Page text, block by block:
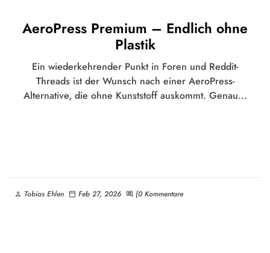
AeroPress Premium – Endlich ohne
Plastik
Ein wiederkehrender Punkt in Foren und Reddit-
Threads ist der Wunsch nach einer AeroPress-
Alternative, die ohne Kunststoff auskommt. Genau...
person Tobias Ehlen calendar_today Feb 27, 2026 comment {0 Kommentare